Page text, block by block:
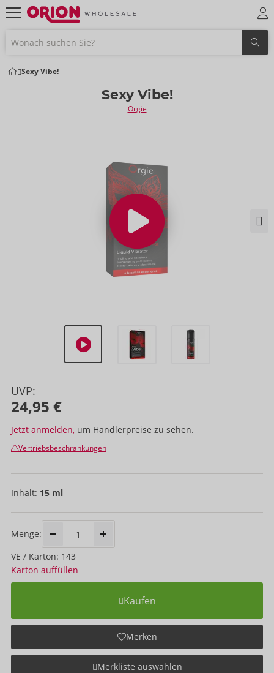
Sexy Vibe!
Sexy Vibe!
Orgie
UVP:
24,95 €
Jetzt anmelden, um Händlerpreise zu sehen.
Vertriebsbeschränkungen
Inhalt: 15 ml
Menge:
VE / Karton: 143
Karton auffüllen
Kaufen
Merken
Merkliste auswählen